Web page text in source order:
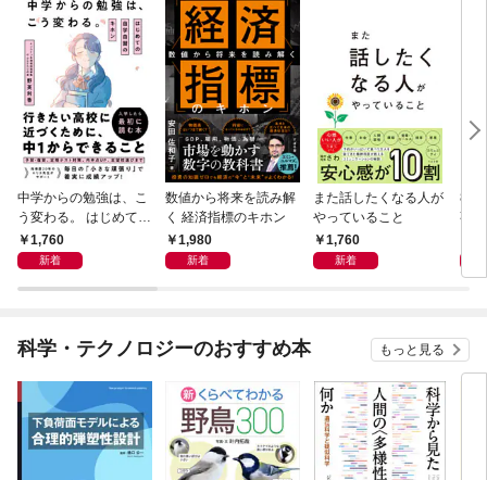
中学からの勉強は、こ
う変わる。 はじめての
自学自習のキホン
1,760
新着
数値から将来を読み解
く 経済指標のキホン
1,980
新着
また話したくなる人が
やっていること
1,760
新着
83
事
科学・テクノロジーのおすすめ本 もっと見る